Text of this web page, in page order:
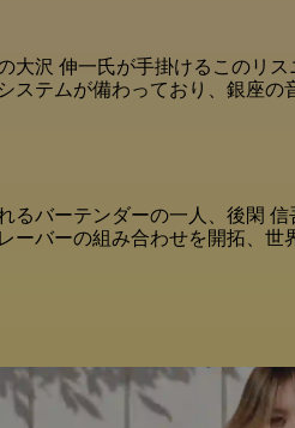
大沢 伸一氏が手掛けるこのリ
ステムが備わっており、銀座
るバーテンダーの一人、後閑
ーバーの組み合わせを開拓、世